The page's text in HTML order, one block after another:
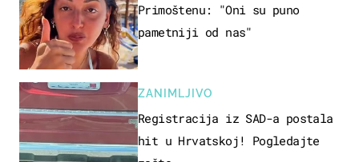
Primoštenu: "Oni su puno
pametniji od nas"
ZANIMLJIVO
Registracija iz SAD-a postala
hit u Hrvatskoj! Pogledajte